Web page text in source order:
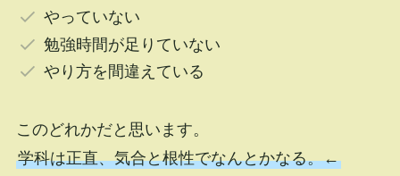
やっていない
勉強時間が足りていない
やり方を間違えている
このどれかだと思います。
学科は正直、気合と根性でなんとかなる。←